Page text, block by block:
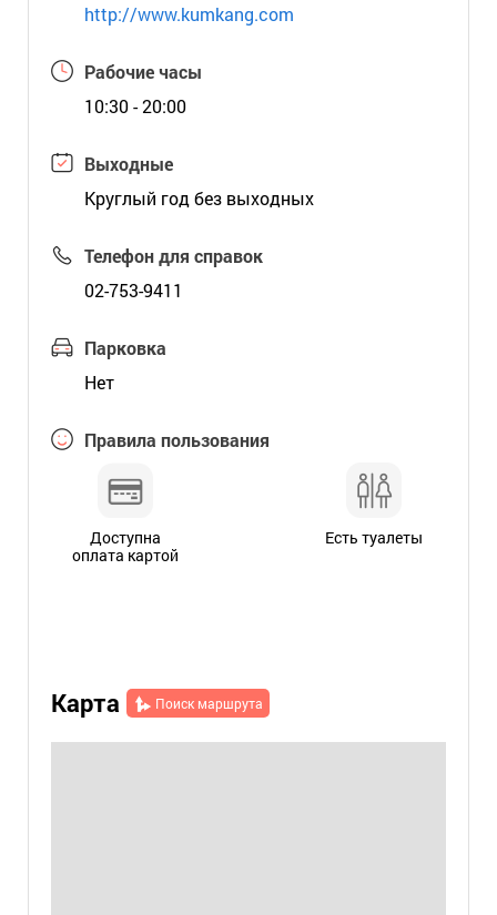
http://www.kumkang.com
Рабочие часы
10:30 - 20:00
Выходные
Круглый год без выходных
Телефон для справок
02-753-9411
Парковка
Нет
Правила пользования
Доступна
оплата картой
Есть туалеты
Карта Поиск маршрута